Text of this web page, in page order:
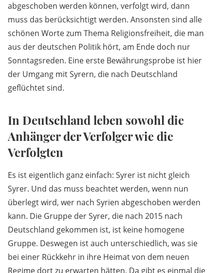
abgeschoben werden können, verfolgt wird, dann
muss das berücksichtigt werden. Ansonsten sind alle
schönen Worte zum Thema Religionsfreiheit, die man
aus der deutschen Politik hört, am Ende doch nur
Sonntagsreden. Eine erste Bewährungsprobe ist hier
der Umgang mit Syrern, die nach Deutschland
geflüchtet sind.
In Deutschland leben sowohl die
Anhänger der Verfolger wie die
Verfolgten
Es ist eigentlich ganz einfach: Syrer ist nicht gleich
Syrer. Und das muss beachtet werden, wenn nun
überlegt wird, wer nach Syrien abgeschoben werden
kann. Die Gruppe der Syrer, die nach 2015 nach
Deutschland gekommen ist, ist keine homogene
Gruppe. Deswegen ist auch unterschiedlich, was sie
bei einer Rückkehr in ihre Heimat von dem neuen
Regime dort zu erwarten hätten. Da gibt es einmal die